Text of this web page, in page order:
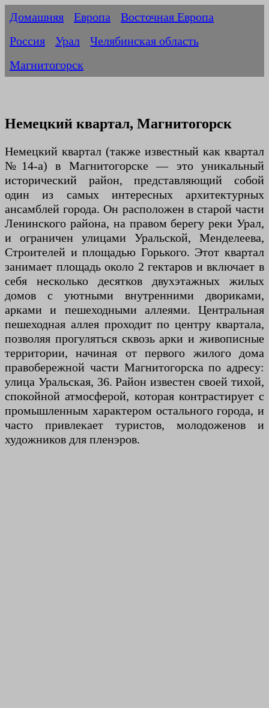
Домашняя Европа
Восточная Европа
Россия
Урал
Челябинская область
Магнитогорск
Немецкий квартал, Магнитогорск
Немецкий квартал (также известный как квартал
№14-а) в Магнитогорске — это уникальный
исторический район, представляющий собой
один из самых интересных архитектурных
ансамблей города. Он расположен в старой части
Ленинского района, на правом берегу реки Урал,
и ограничен улицами Уральской, Менделеева,
Строителей и площадью Горького. Этот квартал
занимает площадь около 2 гектаров и включает в
себя несколько десятков двухэтажных жилых
домов с уютными внутренними двориками,
арками и пешеходными аллеями. Центральная
пешеходная аллея проходит по центру квартала,
позволяя прогуляться сквозь арки и живописные
территории, начиная от первого жилого дома
правобережной части Магнитогорска по адресу:
улица Уральская, 36. Район известен своей тихой,
спокойной атмосферой, которая контрастирует с
промышленным характером остального города, и
часто привлекает туристов, молодоженов и
художников для пленэров.